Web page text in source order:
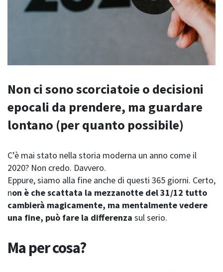
Non ci sono scorciatoie o decisioni
epocali da prendere, ma guardare
lontano (per quanto possibile)
C’è mai stato nella storia moderna un anno come il
2020? Non credo. Davvero.
Eppure, siamo alla fine anche di questi 365 giorni. Certo,
non è che scattata la mezzanotte del 31/12 tutto
cambierà magicamente, ma mentalmente vedere
una fine, può fare la differenza sul serio.
Ma per cosa?